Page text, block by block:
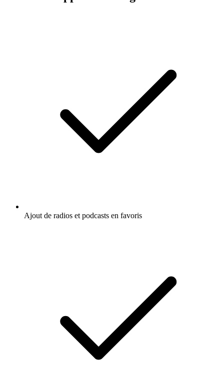
Ajout de radios et podcasts en favoris